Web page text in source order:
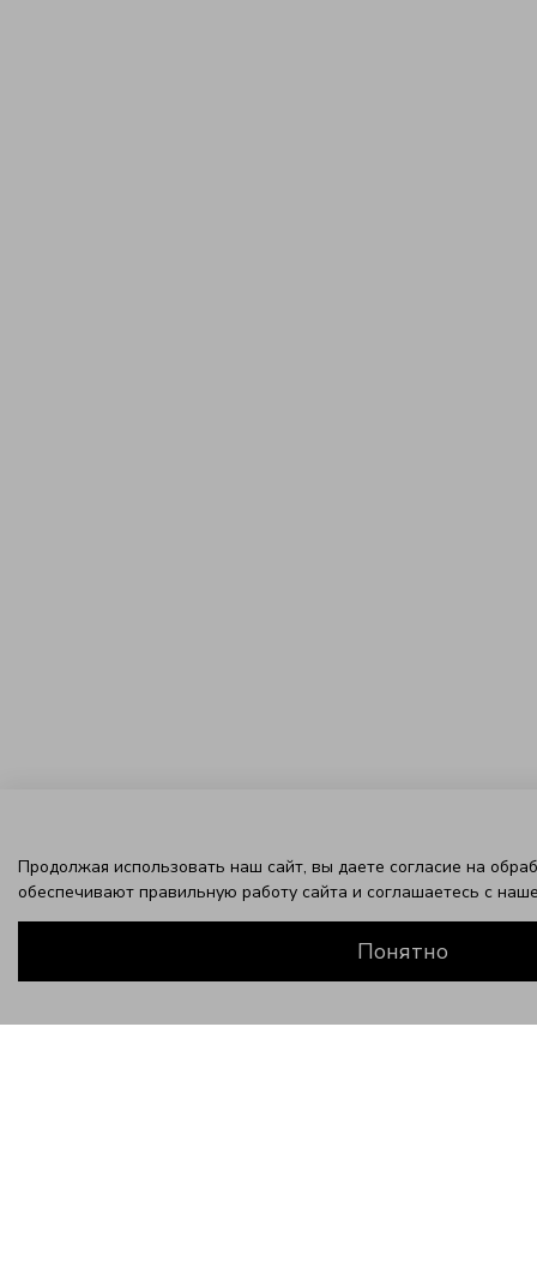
Продолжая использовать наш сайт, вы даете согласие на
обеспечивают правильную работу сайта и соглашаетесь с
Понятно